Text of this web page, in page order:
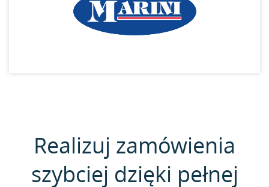
Realizuj zamówienia
szybciej dzięki pełnej